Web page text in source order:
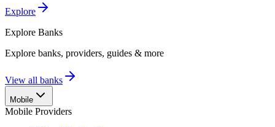
Explore
Explore Banks
Explore banks, providers, guides & more
View all banks
Mobile
Mobile Providers